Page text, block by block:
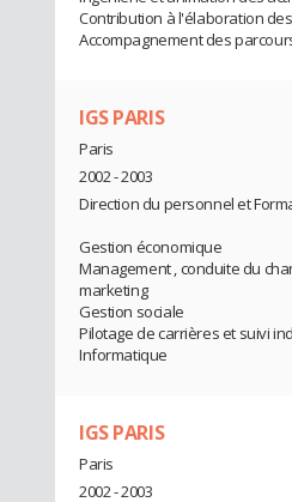
Contribution à l'élaboration
Accompagnement des
IGS PARIS
Paris
2002 - 2003
Direction du personnel et
Gestion économique
Management , conduite du
marketing
Gestion sociale
Pilotage de carrières et suivi
Informatique
IGS PARIS
Paris
2002 - 2003